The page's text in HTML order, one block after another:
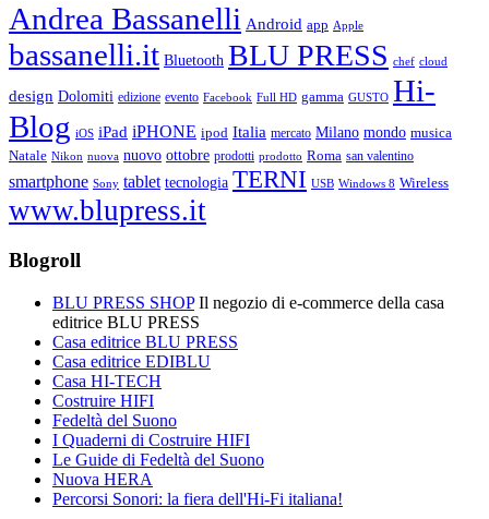
Andrea Bassanelli Android app Apple
bassanelli.it Bluetooth BLU PRESS chef cloud
design Dolomiti edizione evento Facebook Full HD gamma GUSTO Hi-
Blog iOS iPad iPHONE ipod Italia mercato Milano mondo musica
Natale Nikon nuova nuovo ottobre prodotti prodotto Roma san valentino
smartphone Sony tablet tecnologia TERNI USB Windows 8 Wireless
www.blupress.it
Blogroll
BLU PRESS SHOPIl negozio di e-commerce della casa
editrice BLU PRESS
Casa editrice BLU PRESS
Casa editrice EDIBLU
Casa HI-TECH
Costruire HIFI
Fedeltà del Suono
I Quaderni di Costruire HIFI
Le Guide di Fedeltà del Suono
Nuova HERA
Percorsi Sonori: la fiera dell'Hi-Fi italiana!